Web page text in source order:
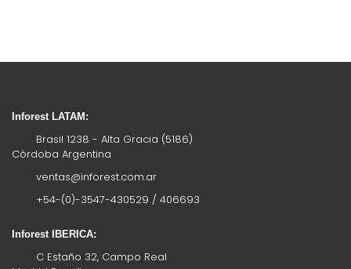
Inforest LATAM:
Brasil 1238 - Alta Gracia (5186)
Córdoba Argentina
ventas@inforest.com.ar
+54-(0)-3547-430529 / 406693
Inforest IBERICA:
C Estaño 32, Campo Real